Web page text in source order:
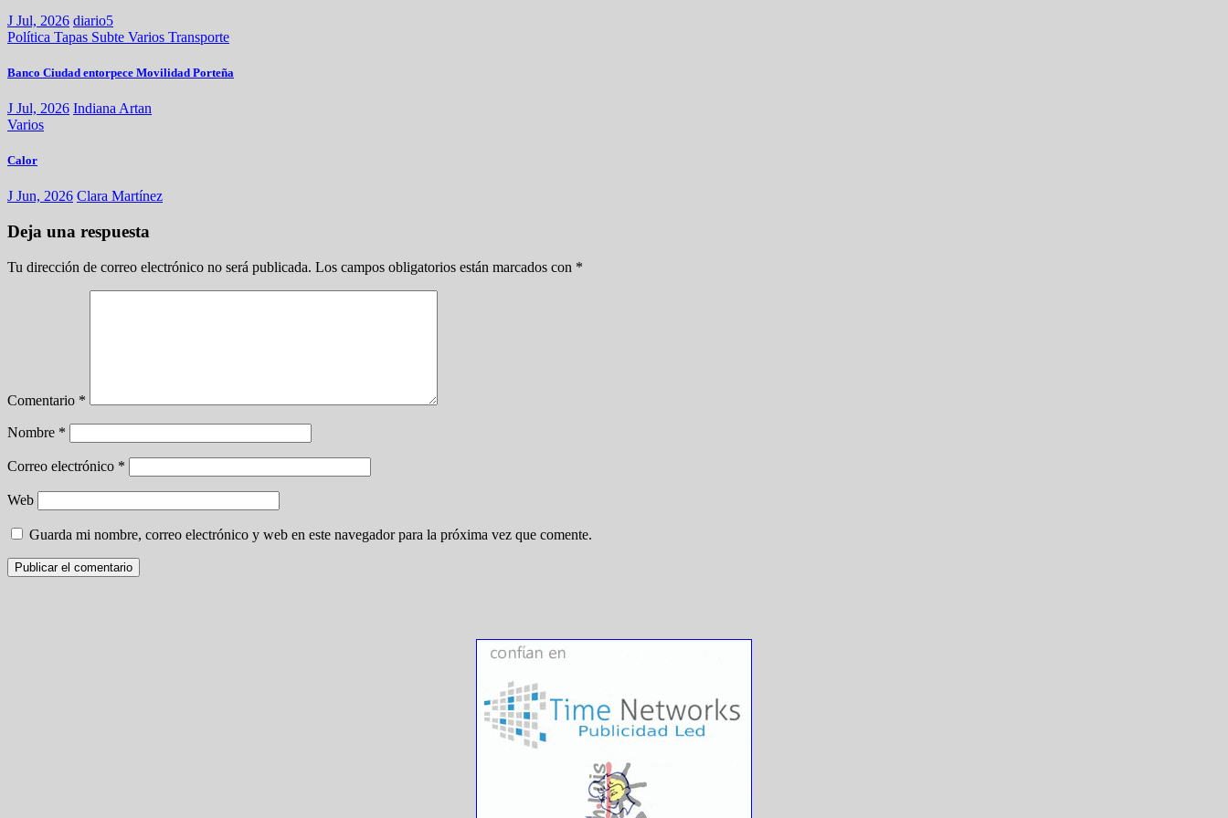
J Jul, 2026 diario5
Política Tapas Subte Varios Transporte
Banco Ciudad entorpece Movilidad Porteña
J Jul, 2026 Indiana Artan
Varios
Calor
J Jun, 2026 Clara Martínez
Deja una respuesta
Tu dirección de correo electrónico no será publicada. Los campos obligatorios están marcados con *
Comentario *
Nombre *
Correo electrónico *
Web
Guarda mi nombre, correo electrónico y web en este navegador para la próxima vez que comente.